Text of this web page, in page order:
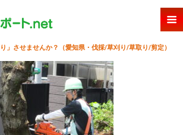
」させませんか？（愛知県・伐採/草刈り/草取り/剪定）